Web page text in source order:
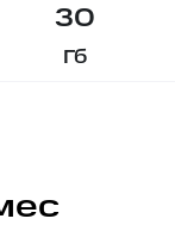
30
Гб